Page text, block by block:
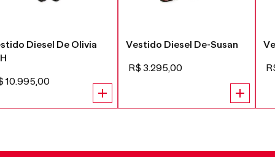
Diesel De Olivia
10.995,00
Vestido Diesel De-Susan
R$ 3.295,00